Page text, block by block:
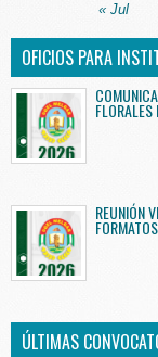
« Jul
OFICIOS PARA
REUNIÓN
ÚLTIMAS